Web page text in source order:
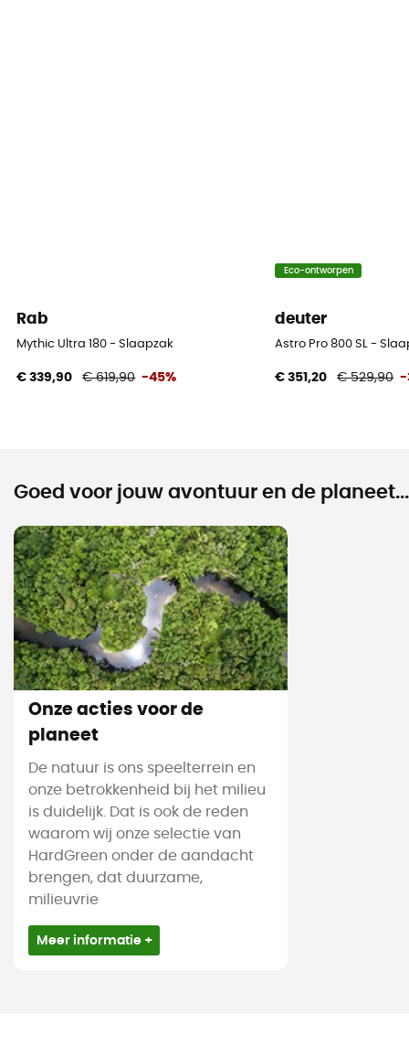
Rab
Mythic Ultra 180 - Slaapzak
€ 339,90 € 619,90 -45%
Eco-ontworpen
deuter
Astro Pro 800 SL -
€ 351,20 € 529,90 -
Goed voor jouw avontuur en de planeet...
Onze acties voor de
planeet
De natuur is ons speelterrein en
onze betrokkenheid bij het milieu
is duidelijk. Dat is ook de reden
waarom wij onze selectie van
HardGreen onder de aandacht
brengen, dat duurzame,
milieuvrie
Meer informatie +